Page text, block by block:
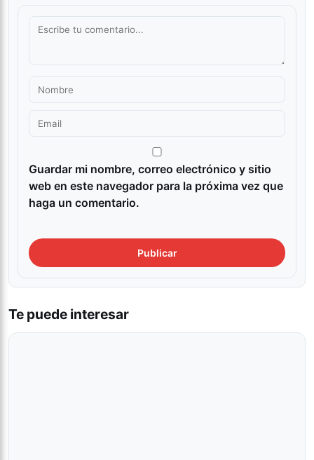
Guardar mi nombre, correo electrónico y sitio
web en este navegador para la próxima vez que
haga un comentario.
Te puede interesar